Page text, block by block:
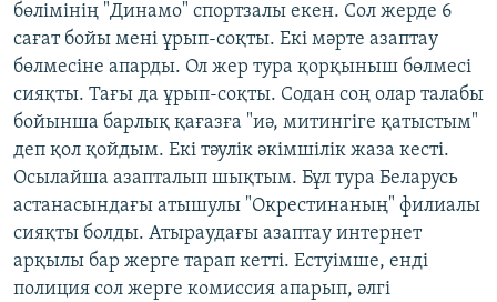
бөлімінің "Динамо" спортзалы екен. Сол жерде 6
сағат бойы мені ұрып-соқты. Екі мәрте азаптау
бөлмесіне апарды. Ол жер тура қорқыныш бөлмесі
сияқты. Тағы да ұрып-соқты. Содан соң олар талабы
бойынша барлық қағазға "иә, митингіге қатыстым"
деп қол қойдым. Екі тәулік әкімшілік жаза кесті.
Осылайша азапталып шықтым. Бұл тура Беларусь
астанасындағы атышулы "Окрестинаның" филиалы
сияқты болды. Атыраудағы азаптау интернет
арқылы бар жерге тарап кетті. Естуімше, енді
полиция сол жерге комиссия апарып, әлгі